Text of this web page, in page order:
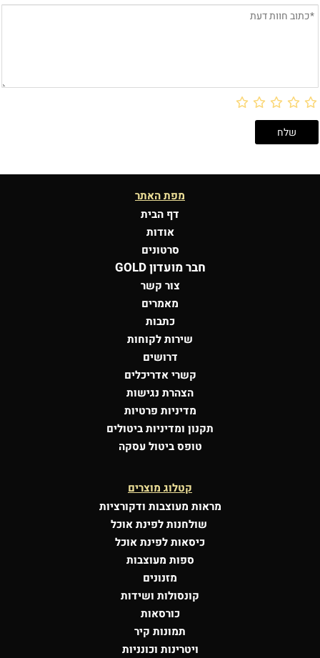
מפת האתר
דף הבית
אודות
סרטונים
חבר מועדון GOLD
צור קשר
מאמרים
כתבות
שירות לקוחות
דרושים
קשרי אדריכלים
הצהרת נגישות
מדיניות פרטיות
תקנון ומדיניות ביטולים
טופס ביטול עסקה
קטלוג מוצרים
מראות מעוצבות ודקורציות
שולחנות לפינת אוכל
כיסאות לפינת אוכל
ספות מעוצבות
מזנונים
קונסולות ושידות
כורסאות
תמונות קיר
ויטרינות וכונניות